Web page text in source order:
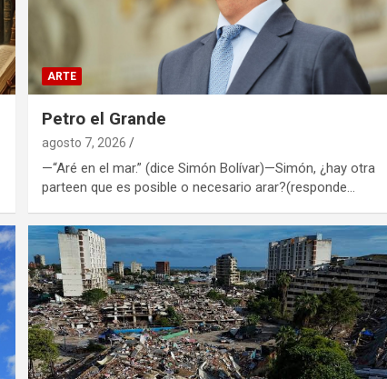
ARTE
Petro el Grande
agosto 7, 2026
—“Aré en el mar.” (dice Simón Bolívar)—Simón, ¿hay otra
parteen que es posible o necesario arar?(responde…